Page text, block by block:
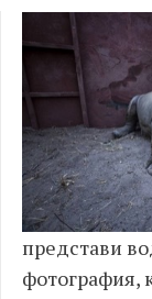
представи
фотография,